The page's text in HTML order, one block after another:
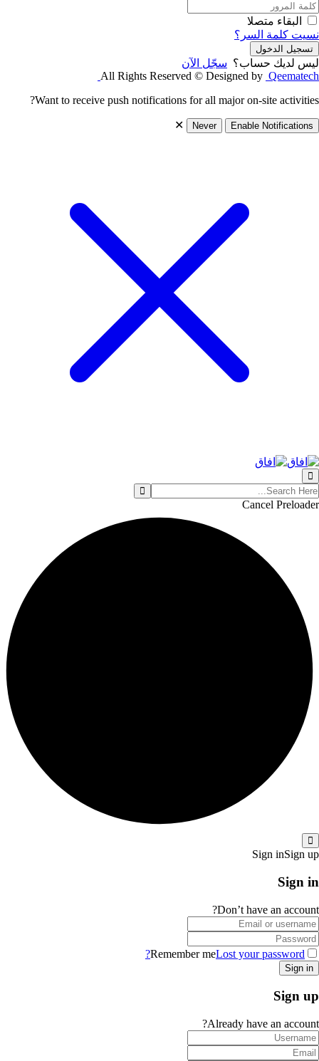
البقاء متصلا
نسيت كلمة السر؟
تسجيل الدخول
ليس لديك حساب؟ سجّل الآن
All Rights Reserved © Designed by Qeematech
Want to receive push notifications for all major on-site activities?
Enable Notifications
Never
✕
Cancel Preloader
Sign inSign up
Sign in
Don’t have an account?
Remember meLost your password?
Sign up
Already have an account?